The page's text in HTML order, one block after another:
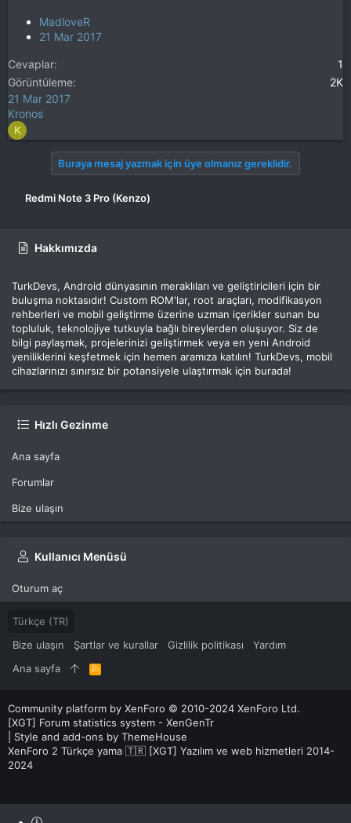
MadloveR
21 Mar 2017
Cevaplar
1
Görüntüleme
2K
21 Mar 2017
Kronos
K
Buraya mesaj yazmak için üye olmanız gereklidir.
Redmi Note 3 Pro (Kenzo)
Hakkımızda
TurkDevs, Android dünyasının meraklıları ve geliştiricileri için bir
buluşma noktasıdır! Custom ROM'lar, root araçları, modifikasyon
rehberleri ve mobil geliştirme üzerine uzman içerikler sunan bu
topluluk, teknolojiye tutkuyla bağlı bireylerden oluşuyor. Siz de
bilgi paylaşmak, projelerinizi geliştirmek veya en yeni Android
yeniliklerini keşfetmek için hemen aramıza katılın! TurkDevs, mobil
cihazlarınızı sınırsız bir potansiyele ulaştırmak için burada!
Hızlı Gezinme
Ana sayfa
Forumlar
Bize ulaşın
Kullanıcı Menüsü
Oturum aç
Türkçe (TR)
Bize ulaşın
Şartlar ve kurallar Gizlilik politikası
Yardım
Ana sayfa
R
S
S
Community platform by XenForo © 2010-2024 XenForo Ltd.
[XGT] Forum statistics system - XenGenTr
Style and add-ons by ThemeHouse
XenForo 2 Türkçe yama 🇹🇷 [XGT] Yazılım ve web hizmetleri 2014-
2024